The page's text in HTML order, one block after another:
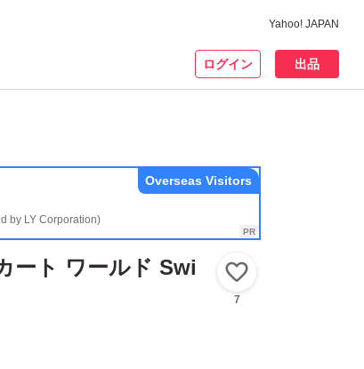
Yahoo! JAPAN
ログイン 出品
by LY Corporation)
Overseas Visitors
ート ワールド Swi
7